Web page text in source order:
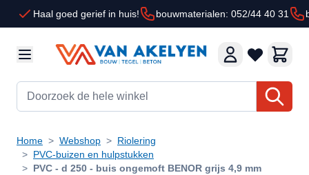
Ga naar de inhoud
Haal goed gerief in huis! bouwmaterialen: 052/44 40 31
Doorzoek de hele winkel
Home > Webshop > Riolering
> PVC-buizen en hulpstukken
> PVC - d 250 - buis ongemoft BENOR grijs 4,9 mm